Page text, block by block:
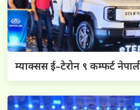
म्याक्सस ई–टेरोन ९ कम्फर्ट